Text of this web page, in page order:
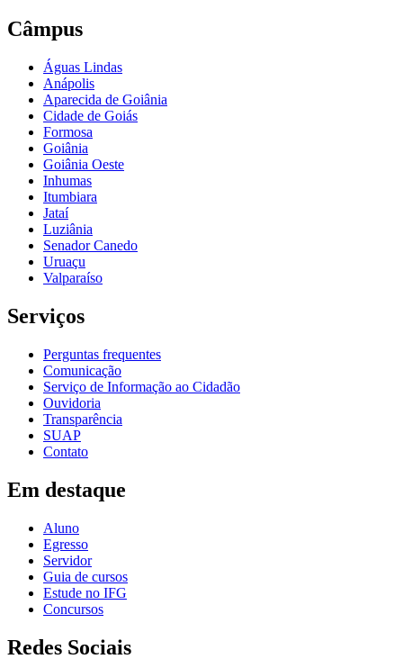
Câmpus
Águas Lindas
Anápolis
Aparecida de Goiânia
Cidade de Goiás
Formosa
Goiânia
Goiânia Oeste
Inhumas
Itumbiara
Jataí
Luziânia
Senador Canedo
Uruaçu
Valparaíso
Serviços
Perguntas frequentes
Comunicação
Serviço de Informação ao Cidadão
Ouvidoria
Transparência
SUAP
Contato
Em destaque
Aluno
Egresso
Servidor
Guia de cursos
Estude no IFG
Concursos
Redes Sociais